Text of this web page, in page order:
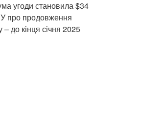
угоди становила $34
про продовження
до кінця січня 2025